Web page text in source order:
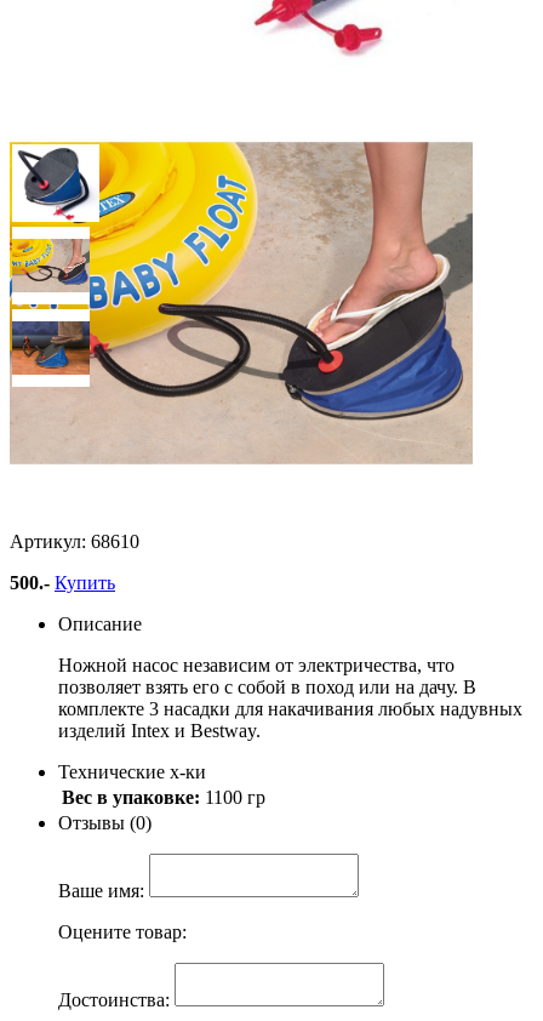
Насос ножной 32см Intex
Артикул: 68610
500.- Купить
Описание
Ножной насос независим от электричества, что
позволяет взять его с собой в поход или на дачу. В
комплекте 3 насадки для накачивания любых надувных
изделий Intex и Bestway.
Технические х-ки
Вес в упаковке: 1100 гр
Отзывы (0)
Ваше имя:
Оцените товар:
Достоинства: